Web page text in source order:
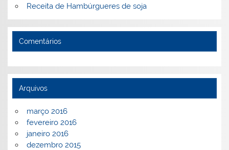
Receita de Hambúrgueres de soja
Comentários
Arquivos
março 2016
fevereiro 2016
janeiro 2016
dezembro 2015